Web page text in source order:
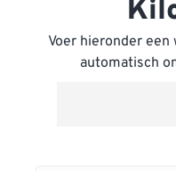
Voer hieronder een
automatisch